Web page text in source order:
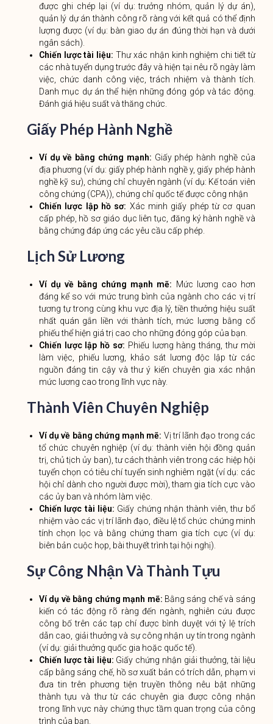
được ghi chép lại (ví dụ: trưởng nhóm, quản lý dự án),
quản lý dự án thành công rõ ràng với kết quả có thể định
lượng được (ví dụ: bàn giao dự án đúng thời hạn và dưới
ngân sách).
Chiến lược tài liệu: Thư xác nhận kinh nghiệm chi tiết từ
các nhà tuyển dụng trước đây và hiện tại nêu rõ ngày làm
việc, chức danh công việc, trách nhiệm và thành tích.
Danh mục dự án thể hiện những đóng góp và tác động.
Đánh giá hiệu suất và thăng chức.
Giấy Phép Hành Nghề
Ví dụ về bằng chứng mạnh: Giấy phép hành nghề của
địa phương (ví dụ: giấy phép hành nghề y, giấy phép hành
nghề kỹ sư), chứng chỉ chuyên ngành (ví dụ: Kế toán viên
công chứng (CPA)), chứng chỉ quốc tế được công nhận
Chiến lược lập hồ sơ: Xác minh giấy phép từ cơ quan
cấp phép, hồ sơ giáo dục liên tục, đăng ký hành nghề và
bằng chứng đáp ứng các yêu cầu cấp phép.
Lịch Sử Lương
Ví dụ về bằng chứng mạnh mẽ: Mức lương cao hơn
đáng kể so với mức trung bình của ngành cho các vị trí
tương tự trong cùng khu vực địa lý, tiền thưởng hiệu suất
nhất quán gắn liền với thành tích, mức lương bằng cổ
phiếu thể hiện giá trị cao cho những đóng góp của bạn.
Chiến lược lập hồ sơ: Phiếu lương hàng tháng, thư mời
làm việc, phiếu lương, khảo sát lương độc lập từ các
nguồn đáng tin cậy và thư ý kiến ​​chuyên gia xác nhận
mức lương cao trong lĩnh vực này.
Thành Viên Chuyên Nghiệp
Ví dụ về bằng chứng mạnh mẽ: Vị trí lãnh đạo trong các
tổ chức chuyên nghiệp (ví dụ: thành viên hội đồng quản
trị, chủ tịch ủy ban), tư cách thành viên trong các hiệp hội
tuyển chọn có tiêu chí tuyển sinh nghiêm ngặt (ví dụ: các
hội chỉ dành cho người được mời), tham gia tích cực vào
các ủy ban và nhóm làm việc.
Chiến lược tài liệu: Giấy chứng nhận thành viên, thư bổ
nhiệm vào các vị trí lãnh đạo, điều lệ tổ chức chứng minh
tính chọn lọc và bằng chứng tham gia tích cực (ví dụ:
biên bản cuộc họp, bài thuyết trình tại hội nghị).
Sự Công Nhận Và Thành Tựu
Ví dụ về bằng chứng mạnh mẽ: Bằng sáng chế và sáng
kiến ​​có tác động rõ ràng đến ngành, nghiên cứu được
công bố trên các tạp chí được bình duyệt với tỷ lệ trích
dẫn cao, giải thưởng và sự công nhận uy tín trong ngành
(ví dụ: giải thưởng quốc gia hoặc quốc tế).
Chiến lược tài liệu: Giấy chứng nhận giải thưởng, tài liệu
cấp bằng sáng chế, hồ sơ xuất bản có trích dẫn, phạm vi
đưa tin trên phương tiện truyền thông nêu bật những
thành tựu và thư từ các chuyên gia được công nhận
trong lĩnh vực này chứng thực tầm quan trọng của công
trình của bạn.